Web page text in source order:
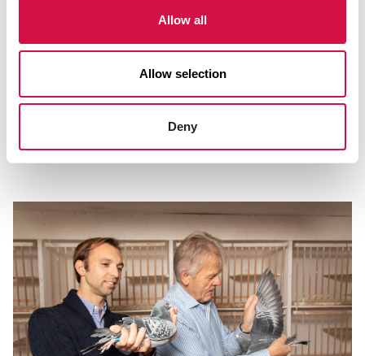
Allow all
Allow selection
Deny
THE CHOICE OF CHAMPIONS
Joost Desmeyter